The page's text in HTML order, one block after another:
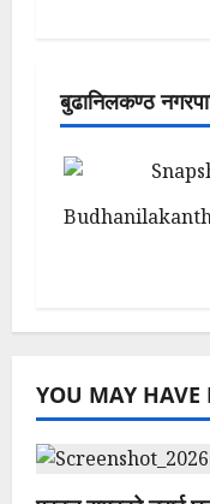
बुढानिलकण्ठ
YOU MAY HAVE